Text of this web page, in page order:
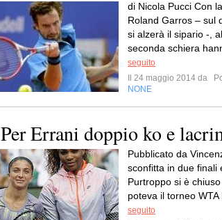
di Nicola Pucci Con
Roland Garros – sul
si alzerà il sipario -,
seconda schiera
seguito
Il 24 maggio 2014 da
NONE
Per Errani doppio ko e
Pubblicato da
sconfitta in due finali
Purtroppo si è
poteva il torneo WTA
seguito